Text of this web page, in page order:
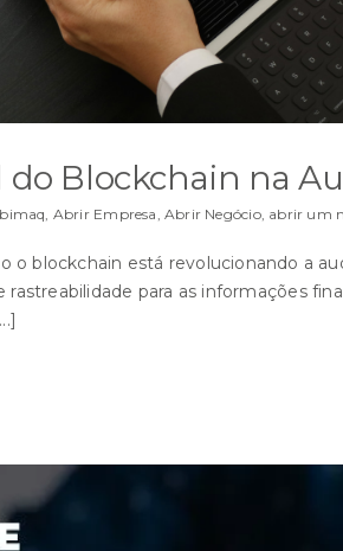
do Blockchain na
, Abrir Empresa,Abrir Negócio, abrir um
o blockchain está revolucionando a
rastreabilidade para as informações